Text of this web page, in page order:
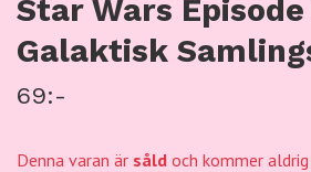
Star Wars
Galaktisk
69:-
Denna varan är såld och kommer